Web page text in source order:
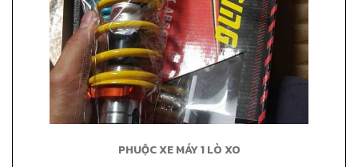
PHUỘC XE MÁY 1 LÒ XO